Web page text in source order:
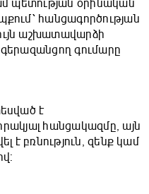
պետության օրինական
հանցագործության
աշխատավարձի
գումարը
է
հանցակազմը, այն
է բռնություն, զենք կամ